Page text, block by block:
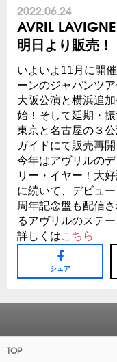
2022.06.24
AVRIL
明日より販売！
いよいよ11月に開
ーンのジャパンツア
大阪公演と横浜追
始！そして延期・
東京と名古屋の３
ガイドにて販売再
今年はアヴリルの
リー・イヤー！大
に続いて、デビュ
周年記念盤も配信
るアヴリルのステ
詳しくはこちら
シェア
TOP